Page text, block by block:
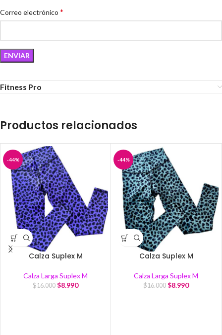
Correo electrónico *
Fitness Pro
Productos relacionados
-44%
Calza Suplex M
Calza Larga Suplex M
$16.000 $8.990
-44%
Calza Suplex M
Calza Larga Suplex M
$16.000 $8.990